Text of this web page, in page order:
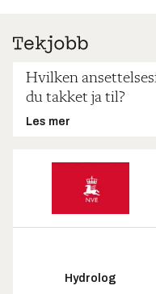
Hvilken
du takket ja til?
Les mer
Hydrolog